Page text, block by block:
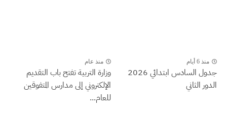
منذ 6 أيام
جدول السادس ابتدائي 2026
الدور الثاني
منذ عام
وزارة التربية تفتح باب التقديم
الإلكتروني إلى مدارس المتفوقين
للعام...